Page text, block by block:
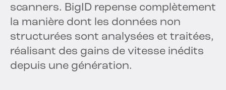
scanners. BigID repense complètement
la manière dont les données non
structurées sont analysées et traitées,
réalisant des gains de vitesse inédits
depuis une génération.